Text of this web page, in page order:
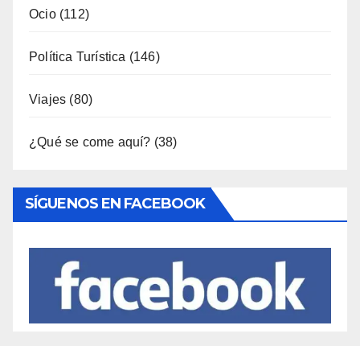
Ocio(112)
Política Turística (146)
Viajes (80)
¿Qué se come aquí? (38)
SÍGUENOS EN FACEBOOK